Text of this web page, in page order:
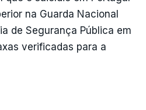
na Guarda Nacional
de Segurança Pública em
verificadas para a